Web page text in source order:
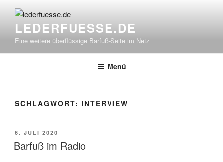
Inhalt
springenLEDERFUESSE.DE
Eine weitere überflüssige Barfuß-Seite im Netz
Menü
SCHLAGWORT: INTERVIEW
VERÖFFENTLICHT
AM
6. JULI 2020
Barfuß im Radio